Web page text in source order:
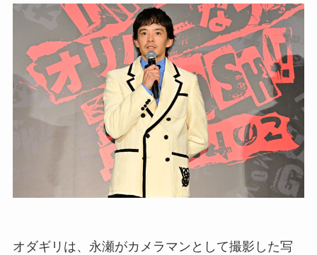
オダギリは、永瀬がカメラマンとして撮影した写